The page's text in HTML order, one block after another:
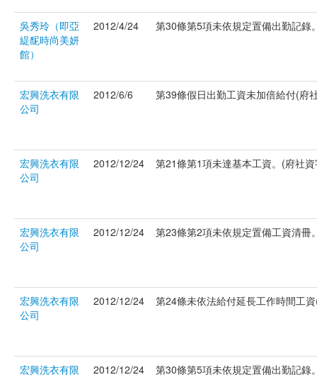
吳秀玲（即亞
緹馜時尚美妍
館）
2012/4/24 第30條第5項未依規定置備出勤記
宏興洗衣有限
公司
2012/6/6 第39條假日出勤工資未加倍給付(府
宏興洗衣有限
公司
2012/12/24 第21條第1項未達基本工資。(府社
宏興洗衣有限
公司
2012/12/24 第23條第2項未依規定置備工資清
宏興洗衣有限
公司
2012/12/24 第24條未依法給付延長工作時間工
宏興洗衣有限 2012/12/24 第30條第5項未依規定置備出勤記